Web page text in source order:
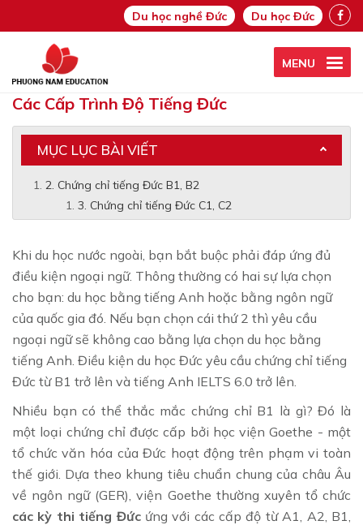
Du học nghề Đức Du học Đức
MENU
Các Cấp Trình Độ Tiếng Đức
MỤC LỤC BÀI VIẾT
2. Chứng chỉ tiếng Đức B1, B2
3. Chứng chỉ tiếng Đức C1, C2
Khi du học nước ngoài, bạn bắt buộc phải đáp ứng đủ
điều kiện ngoại ngữ. Thông thường có hai sự lựa chọn
cho bạn: du học bằng tiếng Anh hoặc bằng ngôn ngữ
của quốc gia đó. Nếu bạn chọn cái thứ 2 thì yêu cầu
ngoại ngữ sẽ không cao bằng lựa chọn du học bằng
tiếng Anh. Điều kiện du học Đức yêu cầu chứng chỉ tiếng
Đức từ B1 trở lên và tiếng Anh IELTS 6.0 trở lên.
Nhiều bạn có thể thắc mắc chứng chỉ B1 là gì? Đó là
một loại chứng chỉ được cấp bởi học viện Goethe - một
tổ chức văn hóa của Đức hoạt động trên phạm vi toàn
thế giới. Dựa theo khung tiêu chuẩn chung của châu Âu
về ngôn ngữ (GER), viện Goethe thường xuyên tổ chức
các kỳ thi tiếng Đứcứng với các cấp độ từ A1, A2, B1,